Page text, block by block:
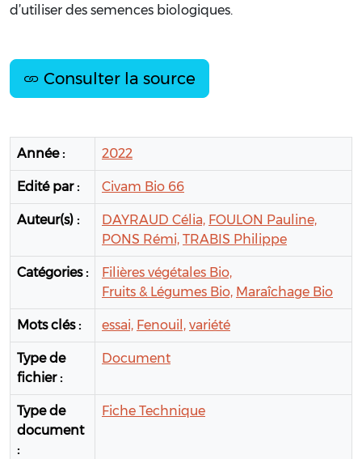
d’utiliser des semences biologiques.
Consulter la source
Année : 2022
Edité par : Civam Bio 66
Auteur(s) : DAYRAUD Célia, FOULON Pauline,
PONS Rémi, TRABIS Philippe
Catégories :
Filières végétales Bio,
Fruits & Légumes Bio, Maraîchage Bio
Mots clés : essai, Fenouil, variété
Type de
fichier :
Document
Type de
document
:
Fiche Technique